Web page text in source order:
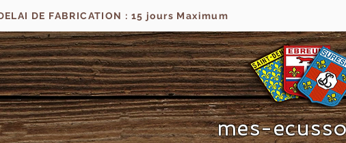
DE FABRICATION : 15 jours Maximum
mes-